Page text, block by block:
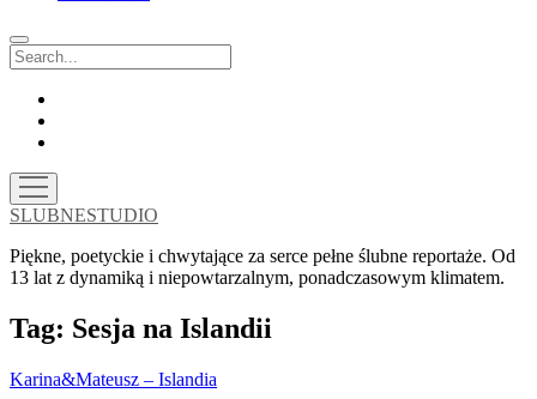
Search
open
menu
SLUBNESTUDIO
Piękne, poetyckie i chwytające za serce pełne ślubne reportaże. Od
13 lat z dynamiką i niepowtarzalnym, ponadczasowym klimatem.
Tag: Sesja na Islandii
Karina&Mateusz – Islandia